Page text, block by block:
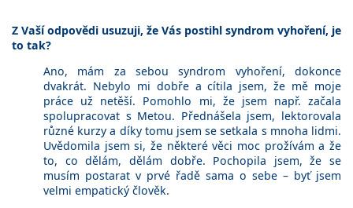
Z Vaší odpovědi usuzuji, že Vás postihl syndrom vyhoření, je
to tak?
Ano, mám za sebou syndrom vyhoření, dokonce
dvakrát. Nebylo mi dobře a cítila jsem, že mě moje
práce už netěší. Pomohlo mi, že jsem např. začala
spolupracovat s Metou. Přednášela jsem, lektorovala
různé kurzy a díky tomu jsem se setkala s mnoha lidmi.
Uvědomila jsem si, že některé věci moc prožívám a že
to, co dělám, dělám dobře. Pochopila jsem, že se
musím postarat v prvé řadě sama o sebe – byť jsem
velmi empatický člověk.